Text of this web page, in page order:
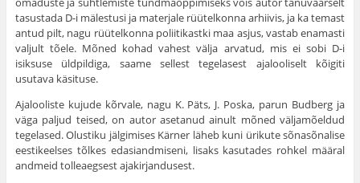
tasustada D-i mälestusi ja materjale rüütelkonna arhiivis, ja ka temast
antud pilt, nagu rüütelkonna poliitikastki maa asjus, vastab enamasti
valjult tõele. Mõned kohad vahest välja arvatud, mis ei sobi D-i
isiksuse üldpildiga, saame sellest tegelasest ajalooliselt kõigiti
usutava käsituse.
Ajalooliste kujude kõrvale, nagu K. Päts, J. Poska, parun Budberg ja
väga paljud teised, on autor asetanud ainult mõned väljamõeldud
tegelased. Olustiku jälgimises Kärner läheb kuni ürikute sõnasõnalise
eestikeelses tõlkes edasiandmiseni, lisaks kasutades rohkel määral
andmeid tolleaegsest ajakirjandusest.